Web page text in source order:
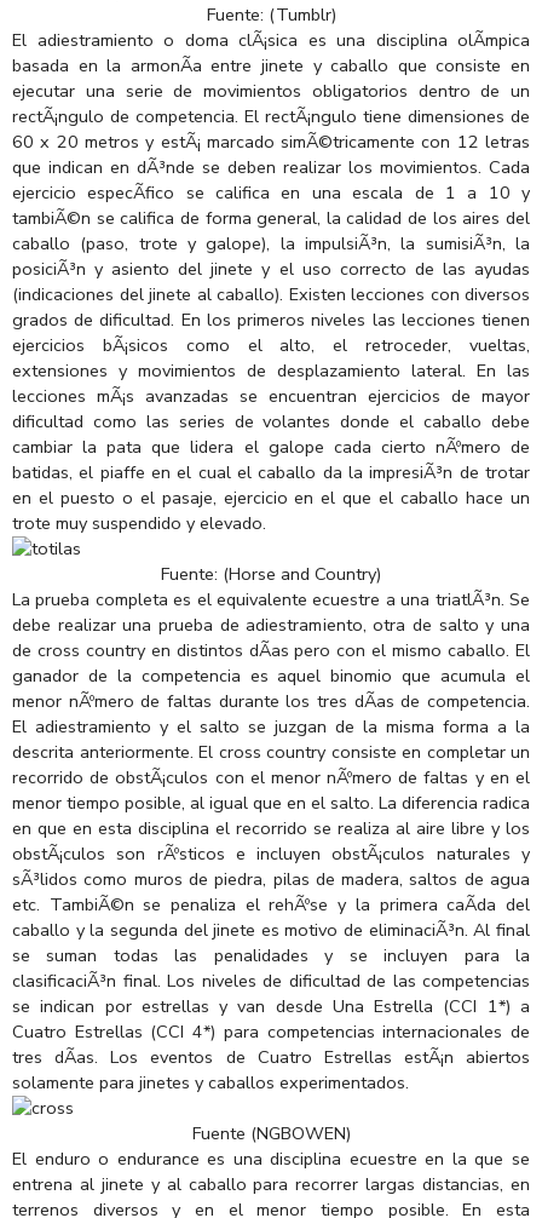
Fuente: (Tumblr)
El adiestramiento o doma clÃ¡sica es una disciplina olÃ­mpica
basada en la armonÃ­a entre jinete y caballo que consiste en
ejecutar una serie de movimientos obligatorios dentro de un
rectÃ¡ngulo de competencia. El rectÃ¡ngulo tiene dimensiones de
60 x 20 metros y estÃ¡ marcado simÃ©tricamente con 12 letras
que indican en dÃ³nde se deben realizar los movimientos. Cada
ejercicio especÃ­fico se califica en una escala de 1 a 10 y
tambiÃ©n se califica de forma general, la calidad de los aires del
caballo (paso, trote y galope), la impulsiÃ³n, la sumisiÃ³n, la
posiciÃ³n y asiento del jinete y el uso correcto de las ayudas
(indicaciones del jinete al caballo). Existen lecciones con diversos
grados de dificultad. En los primeros niveles las lecciones tienen
ejercicios bÃ¡sicos como el alto, el retroceder, vueltas,
extensiones y movimientos de desplazamiento lateral. En las
lecciones mÃ¡s avanzadas se encuentran ejercicios de mayor
dificultad como las series de volantes donde el caballo debe
cambiar la pata que lidera el galope cada cierto nÃºmero de
batidas, el piaffe en el cual el caballo da la impresiÃ³n de trotar
en el puesto o el pasaje, ejercicio en el que el caballo hace un
trote muy suspendido y elevado.
Fuente: (Horse and Country)
La prueba completa es el equivalente ecuestre a una triatlÃ³n. Se
debe realizar una prueba de adiestramiento, otra de salto y una
de cross country en distintos dÃ­as pero con el mismo caballo. El
ganador de la competencia es aquel binomio que acumula el
menor nÃºmero de faltas durante los tres dÃ­as de competencia.
El adiestramiento y el salto se juzgan de la misma forma a la
descrita anteriormente. El cross country consiste en completar un
recorrido de obstÃ¡culos con el menor nÃºmero de faltas y en el
menor tiempo posible, al igual que en el salto. La diferencia radica
en que en esta disciplina el recorrido se realiza al aire libre y los
obstÃ¡culos son rÃºsticos e incluyen obstÃ¡culos naturales y
sÃ³lidos como muros de piedra, pilas de madera, saltos de agua
etc. TambiÃ©n se penaliza el rehÃºse y la primera caÃ­da del
caballo y la segunda del jinete es motivo de eliminaciÃ³n. Al final
se suman todas las penalidades y se incluyen para la
clasificaciÃ³n final. Los niveles de dificultad de las competencias
se indican por estrellas y van desde Una Estrella (CCI 1*) a
Cuatro Estrellas (CCI 4*) para competencias internacionales de
tres dÃ­as. Los eventos de Cuatro Estrellas estÃ¡n abiertos
solamente para jinetes y caballos experimentados.
Fuente (NGBOWEN)
El enduro o endurance es una disciplina ecuestre en la que se
entrena al jinete y al caballo para recorrer largas distancias, en
terrenos diversos y en el menor tiempo posible. En esta